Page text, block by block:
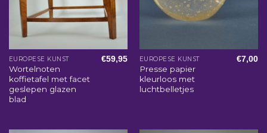
EUROPESE KUNST
Wortelnoten
koffietafel met facet
geslepen glazen
blad
€59,95 EUROPESE KUNST
Presse papier
kleurloos met
luchtbelletjes
€7,00